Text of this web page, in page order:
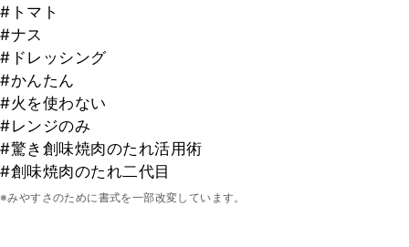
#トマト
#ナス
#ドレッシング
#かんたん
#火を使わない
#レンジのみ
#驚き創味焼肉のたれ活用術
#創味焼肉のたれ二代目
※みやすさのために書式を一部改変しています。